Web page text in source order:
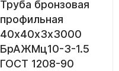
Труба бронзовая
профильная
40х40х3х3000
БрАЖМц10-3-1.5
ГОСТ 1208-90